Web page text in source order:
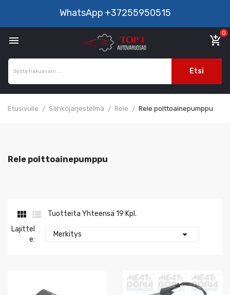
WhatsApp +37255950515
 add_shopping_cart
0
Etsi
Etusivulle Sähköjärjestelmä Rele Rele polttoainepumppu
Rele polttoainepumppu
 
Tuotteita Yhteensä 19 Kpl.
Lajittel
E:
Merkitys 